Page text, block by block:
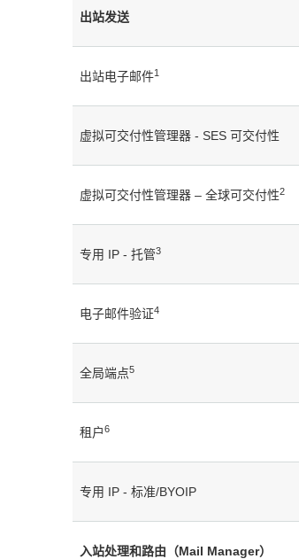
出站发送
出站电子邮件1
虚拟可交付性管理器 - SES 可交付性
虚拟可交付性管理器 – 全球可交付性2
专用 IP - 托管3
电子邮件验证4
全局端点5
租户6
专用 IP - 标准/BYOIP
入站处理和路由（Mail Manager）